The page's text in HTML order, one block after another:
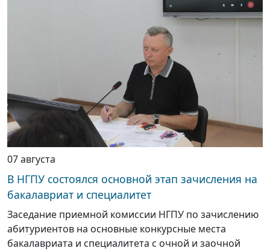
07 августа
В НГПУ состоялся основной этап зачисления на
бакалавриат и специалитет
Заседание приемной комиссии НГПУ по зачислению
абитуриентов на основные конкурсные места
бакалавриата и специалитета с очной и заочной